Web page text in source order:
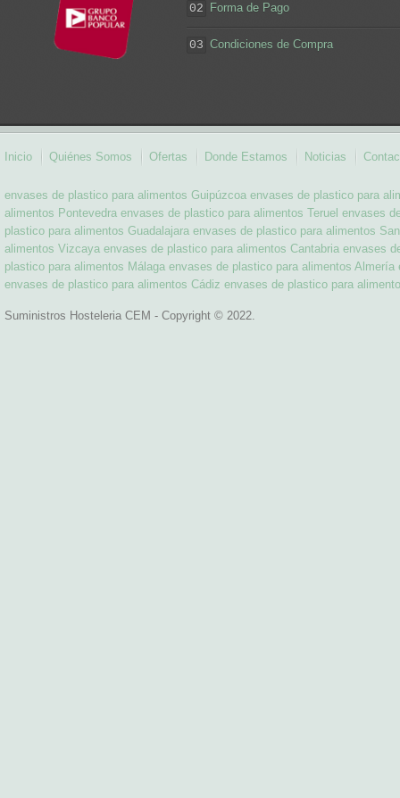
02 Forma de Pago
03 Condiciones de Compra
Inicio Quiénes Somos Ofertas Donde Estamos Noticias
envases de plastico para alimentos Guipúzcoa envases de plastico para
alimentos Pontevedra envases de plastico para alimentos Teruel envases
plastico para alimentos Guadalajara envases de plastico para alimentos
alimentos Vizcaya envases de plastico para alimentos Cantabria envases
plastico para alimentos Málaga envases de plastico para alimentos Almería
envases de plastico para alimentos Cádiz envases de plastico para
Suministros Hosteleria CEM - Copyright © 2022.